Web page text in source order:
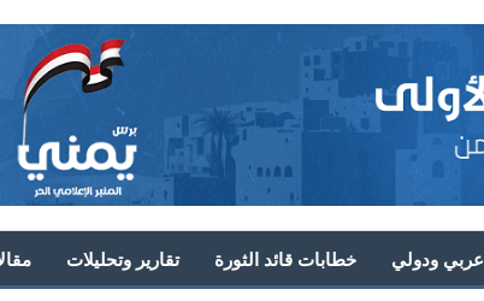
عربي ودولي خطابات قائد الثورة تقارير وتحليلات